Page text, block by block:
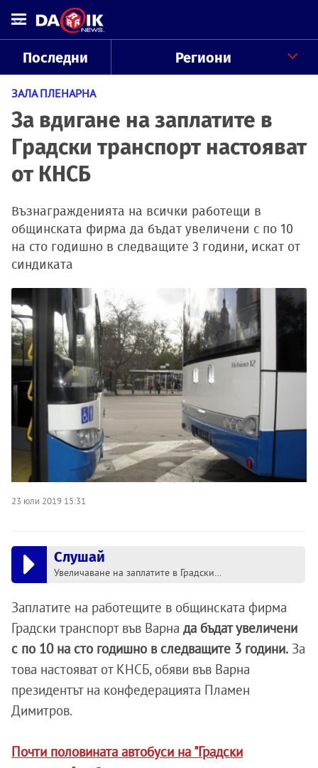
Последни Региони
ЗАЛА ПЛЕНАРНА
За вдигане на заплатите в
Градски транспорт настояват
от КНСБ
Възнагражденията на всички работещи в
общинската фирма да бъдат увеличени с по 10
на сто годишно в следващите 3 години, искат от
синдиката
23 юли 2019 15:31
Слушай
Увеличаване на заплатите в Градски транспорт искат от КНСБ
Заплатите на работещите в общинската фирма
Градски транспорт във Варна да бъдат увеличени
с по 10 на сто годишно в следващите 3 години. За
това настояват от КНСБ, обяви във Варна
президентът на конфедерацията Пламен
Димитров.
Почти половината автобуси на "Градски